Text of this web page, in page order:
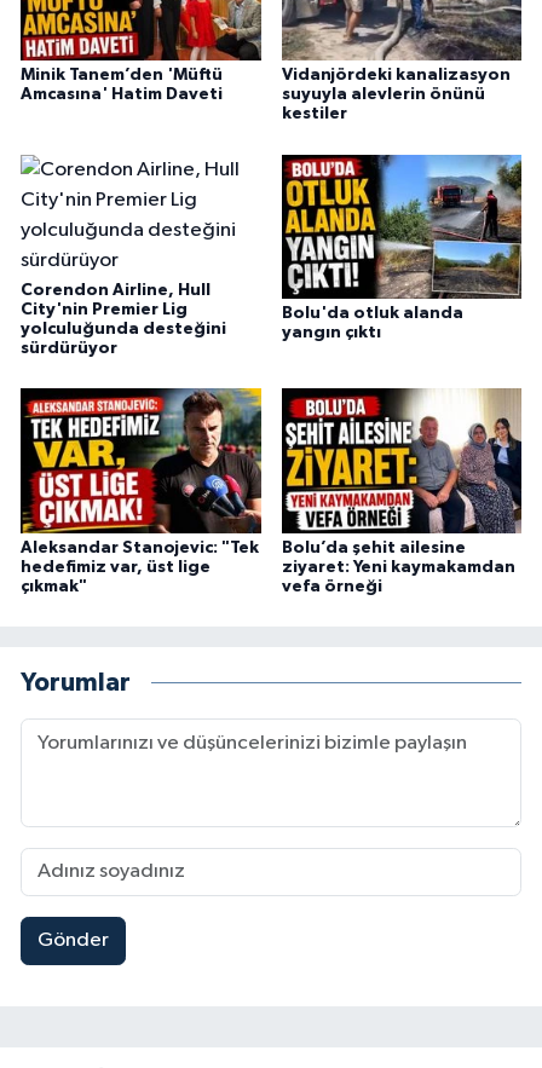
Minik Tanem’den 'Müftü
Amcasına' Hatim Daveti
Vidanjördeki kanalizasyon
suyuyla alevlerin önünü
kestiler
Corendon Airline, Hull
City'nin Premier Lig
yolculuğunda desteğini
sürdürüyor
Bolu'da otluk alanda
yangın çıktı
Aleksandar Stanojevic: "Tek
hedefimiz var, üst lige
çıkmak"
Bolu’da şehit ailesine
ziyaret: Yeni kaymakamdan
vefa örneği
Yorumlar
Gönder